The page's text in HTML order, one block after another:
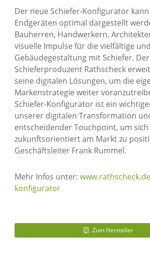
Der neue Schiefer-Konfigurator
Endgeräten optimal dargestellt
Bauherren, Handwerkern,
visuelle Impulse für die vielfältige
Gebäudegestaltung mit Schiefer. Der
Schieferproduzent Rathscheck
seine digitalen Lösungen, um die
Markenstrategie weiter
Schiefer-Konfigurator ist ein
unserer digitalen Transformation
entscheidender Touchpoint, um
zukunftsorientiert am Markt zu
Geschäftsleiter Frank Rummel.
Mehr Infos unter:
konfigurator
Zum Hersteller